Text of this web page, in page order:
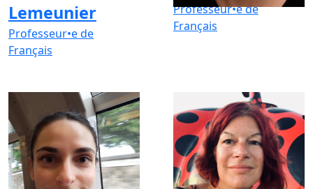
Lemeunier
Professeur•e de
Français
Professeur•e de
Français